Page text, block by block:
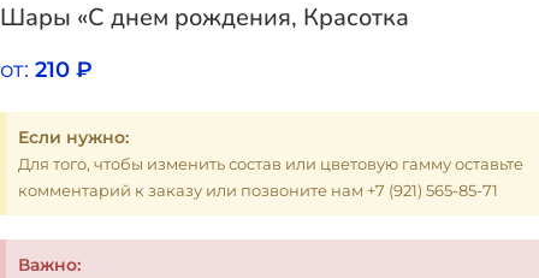
Шары «С днем рождения, Красотка
от: 210 ₽
Если нужно:
Для того, чтобы изменить состав или цветовую гамму оставьте
комментарий к заказу или позвоните нам +7 (921) 565-85-71
Важно: